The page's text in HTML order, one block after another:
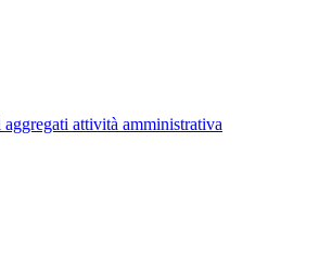
aggregati attività amministrativa